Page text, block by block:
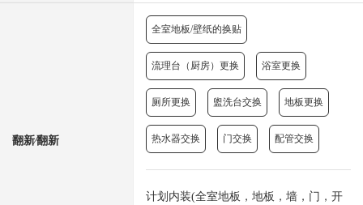
翻新⁄翻新
全室地板/壁纸的换贴
流理台（厨房）更换 浴室更换
厕所更换 盥洗台交换 地板更换
热水器交换 门交换 配管交换
计划内装(全室地板，地板，墙，门，开